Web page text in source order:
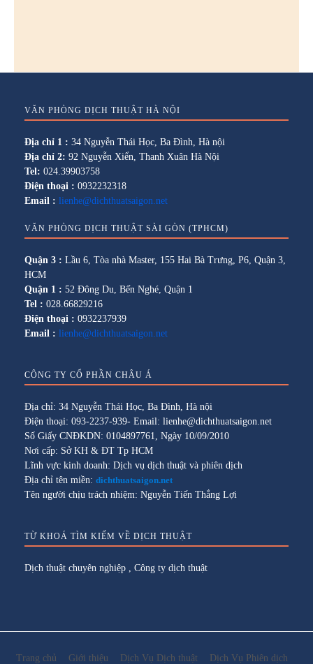
VĂN PHÒNG DỊCH THUẬT HÀ NỘI
Địa chỉ 1 : 34 Nguyễn Thái Học, Ba Đình, Hà nội
Địa chỉ 2: 92 Nguyễn Xiển, Thanh Xuân Hà Nội
Tel: 024.39903758
Điện thoại : 0932232318
Email : lienhe@dichthuatsaigon.net
VĂN PHÒNG DỊCH THUẬT SÀI GÒN (TPHCM)
Quận 3 : Lầu 6, Tòa nhà Master, 155 Hai Bà Trưng, P6, Quận 3,
HCM
Quận 1 : 52 Đông Du, Bến Nghé, Quận 1
Tel : 028.66829216
Điện thoại : 0932237939
Email : lienhe@dichthuatsaigon.net
CÔNG TY CỔ PHẦN CHÂU Á
Địa chỉ: 34 Nguyễn Thái Học, Ba Đình, Hà nội
Điện thoại: 093-2237-939- Email: lienhe@dichthuatsaigon.net
Số Giấy CNĐKDN: 0104897761, Ngày 10/09/2010
Nơi cấp: Sở KH & ĐT Tp HCM
Lĩnh vực kinh doanh: Dịch vụ dịch thuật và phiên dịch
Địa chỉ tên miền: dichthuatsaigon.net
Tên người chịu trách nhiệm: Nguyễn Tiến Thắng Lợi
TỪ KHOÁ TÌM KIẾM VỀ DỊCH THUẬT
Dịch thuật chuyên nghiệp , Công ty dịch thuật
Trang chủ Giới thiệu Dịch Vụ Dịch thuật Dịch Vụ Phiên dịch